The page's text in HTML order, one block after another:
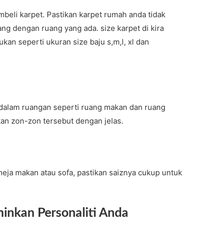
karpet. Pastikan karpet rumah anda tidak
dengan ruang yang ada. size karpet di kira
seperti ukuran size baju s,m,l, xl dan
ruangan seperti ruang makan dan ruang
zon-zon tersebut dengan jelas.
makan atau sofa, pastikan saiznya cukup untuk
Personaliti Anda